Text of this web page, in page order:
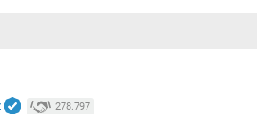
278.797